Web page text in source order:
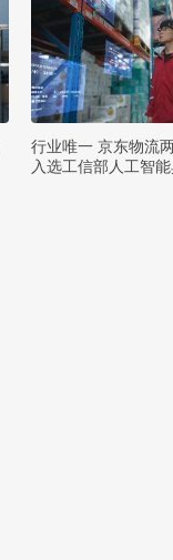
行业唯一 京东物流
入选工信部人工智